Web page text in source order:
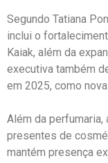
Segundo Tatiana
inclui o
Kaiak, além da
executiva também
em 2025, como
Além da perfumaria,
presentes de
mantém presença